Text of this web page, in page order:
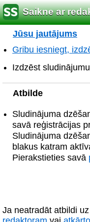
Saikne ar
Jūsu jautājums
Gribu iesniegt,
Izdzēst
Atbilde
Sludinājuma
savā reģistrācijas
Sludinājuma
blakus katram
Pierakstieties savā
Ja neatradāt atbildi